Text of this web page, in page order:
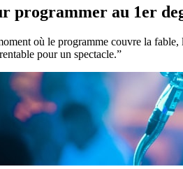
programmer au 1er
où le programme couvre la
pour un spectacle.”